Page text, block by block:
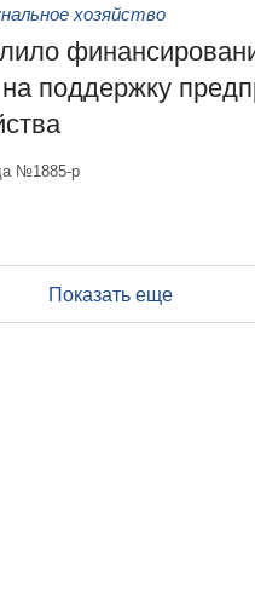
хозяйство
поддержку
№1885-р
Показать еще